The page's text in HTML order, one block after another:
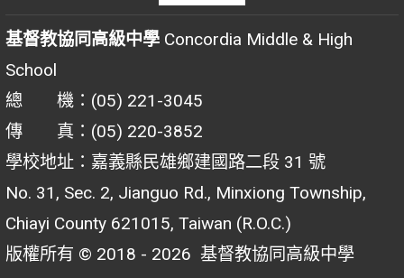
基督教協同高級中學 Concordia Middle & High
School
總 機：(05) 221-3045
傳 真：(05) 220-3852
學校地址：嘉義縣民雄鄉建國路二段 31 號
No. 31, Sec. 2, Jianguo Rd., Minxiong Township,
Chiayi County 621015, Taiwan (R.O.C.)
版權所有 © 2018 - 2026 基督教協同高級中學